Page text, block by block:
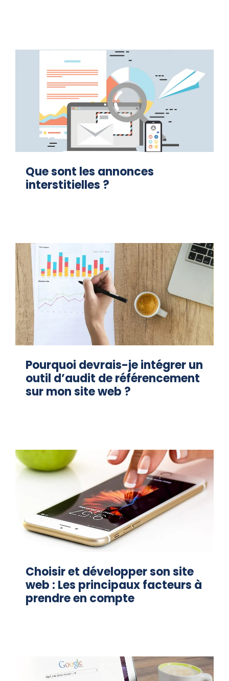
Que sont les annonces
interstitielles ?
Pourquoi devrais-je intégrer un
outil d’audit de référencement
sur mon site web ?
Choisir et développer son site
web : Les principaux facteurs à
prendre en compte